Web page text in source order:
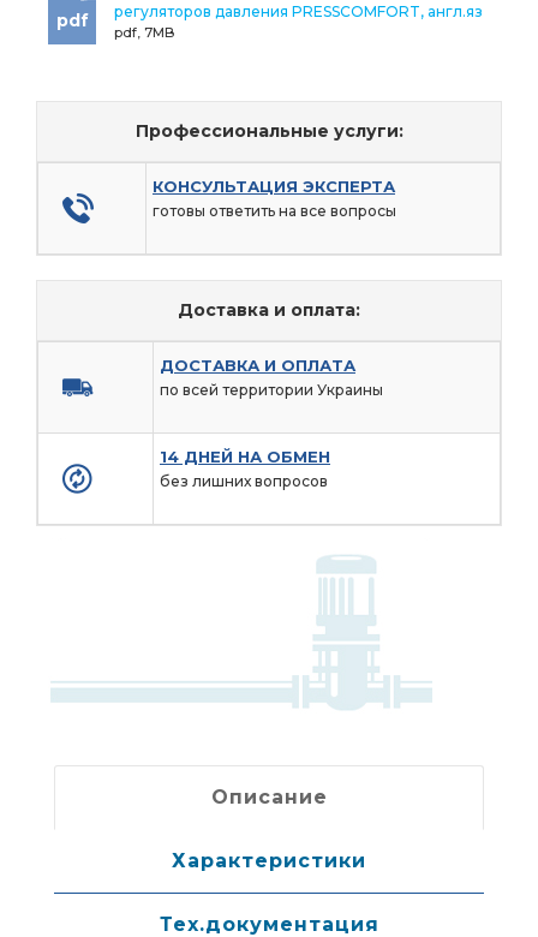
регуляторов давления PRESSCOMFORT, англ.яз
pdf, 7MB
pdf
Профессиональные услуги:
КОНСУЛЬТАЦИЯ ЭКСПЕРТА
готовы ответить на все вопросы
Доставка и оплата:
ДОСТАВКА И ОПЛАТА
по всей территории Украины
14 ДНЕЙ НА ОБМЕН
без лишних вопросов
Описание
Характеристики
Тех.документация